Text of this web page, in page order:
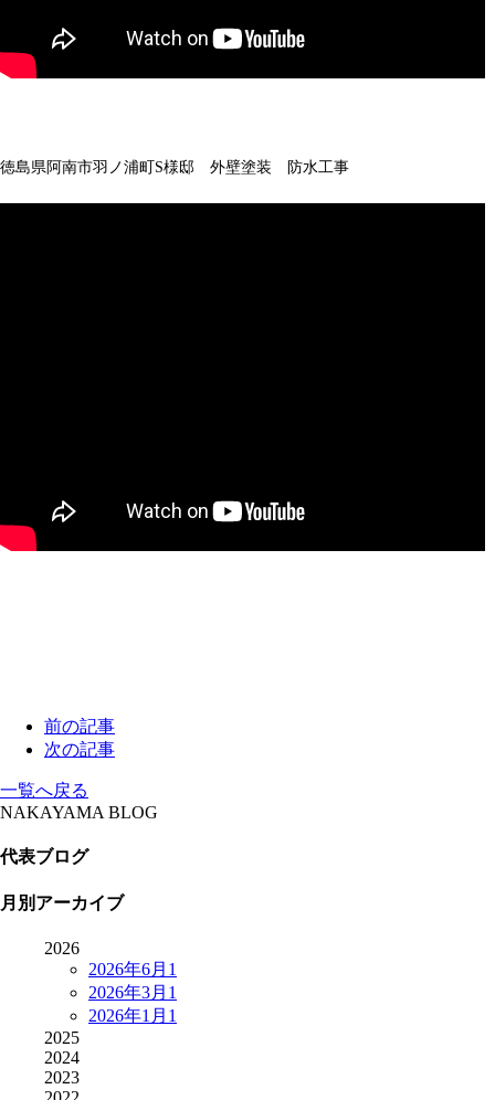
徳島県阿南市羽ノ浦町S様邸 外壁塗装 防水工事
前の記事
次の記事
一覧へ戻る
NAKAYAMA BLOG
代表ブログ
月別アーカイブ
2026
2026年6月 1
2026年3月 1
2026年1月 1
2025
2024
2023